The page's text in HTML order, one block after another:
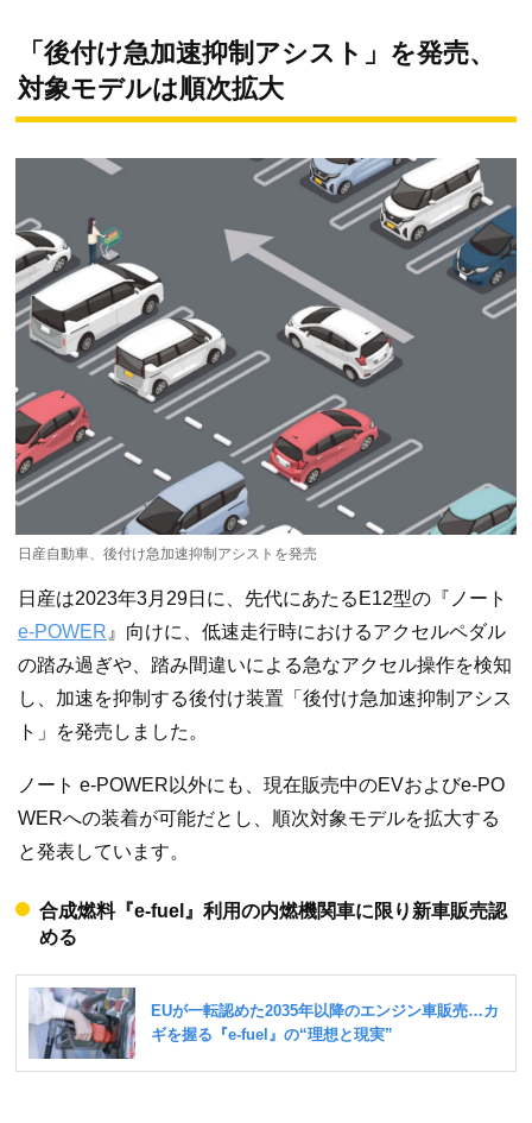
「後付け急加速抑制アシスト」を発売、
対象モデルは順次拡大
日産自動車、後付け急加速抑制アシストを発売
日産は2023年3月29日に、先代にあたるE12型の『ノート
e-POWER 』向けに、低速走行時におけるアクセルペダル
の踏み過ぎや、踏み間違いによる急なアクセル操作を検知
し、加速を抑制する後付け装置「後付け急加速抑制アシス
ト」を発売しました。
ノート e-POWER以外にも、現在販売中のEVおよびe-PO
WERへの装着が可能だとし、順次対象モデルを拡大する
と発表しています。
合成燃料『e-fuel』利用の内燃機関車に限り新車販売認
める